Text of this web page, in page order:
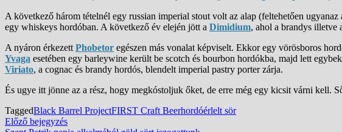
A következő három tételnél egy russian imperial stout volt az alap (feltehetően ugyanaz
egy whiskeys hordóban. A következő év elején jött a Dimidium, ahol a brandys illetve
A nyáron érkezett Phobetor egészen más vonalat képviselt. Ekkor egy vörösboros
Yvaga esetében egy barleywine került be scotch és bourbon hordókba, majd lett
Viriato, a cognac és brandy hordós, blendelt imperial pastry porter zárja.
És ugye itt jönne az a rész, hogy megkóstoljuk őket, de erre még egy kicsit várni kell.
TaggedBlack Barrel ProjectFIRST Craft Beerhordóérlelt sör
Bejegyzés
Előző bejegyzésElőző